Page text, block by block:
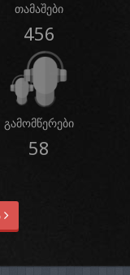
თამაშები
456
გამომწერები
58